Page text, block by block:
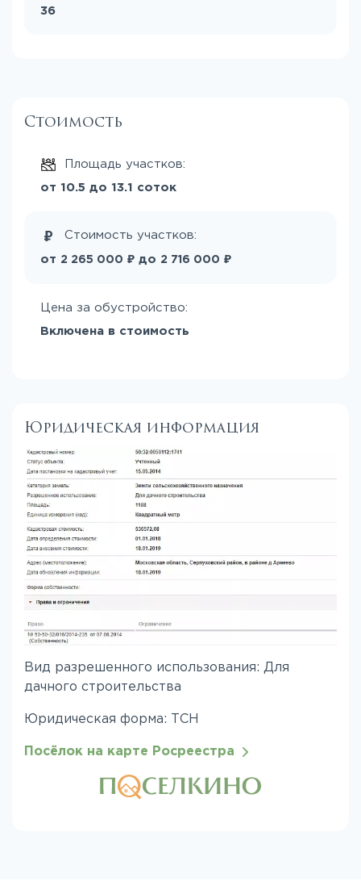
36
Стоимость
Площадь участков:
от 10.5 до 13.1 соток
Стоимость участков:
от 2 265 000 ₽ до 2 716 000 ₽
Цена за обустройство:
Включена в стоимость
Юридическая информация
Вид разрешенного использования: Для
дачного строительства
Юридическая форма: ТСН
Посёлок на карте Росреестра